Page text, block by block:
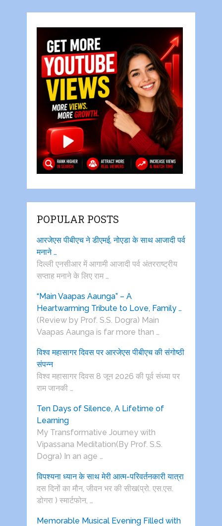
POPULAR POSTS
आरजेएस पीबीएच ने डीएमई, नोएडा के साथ आजादी पर्व
मनाने …
दिल्ली एनसीआर में आगामी आजादी पर्व अंतरराष्ट्रीय
सप्ताह मनाने के लिए राम …
“Main Vaapas Aaunga” – A
Heartwarming Tribute to Love, Family …
(Review by Prof. S.S. Dogra) Main
Vaapas Aaunga is far more than …
विश्व महासागर दिवस पर आरजेएस पीबीएच की संगोष्ठी
संपन्न
विश्व महासागर दिवस 8 जून 2026 की पूर्व संध्या पर
राम जानकी …
Ten Days of Silence, A Lifetime of
Learning
My Transformative Journey with
Vipassana Meditation(By Prof. S.S.
Dogra) In an age …
विपश्यना ध्यान के साथ मेरी आत्म-परिवर्तनकारी यात्रा
दस दिनों का मौन, जीवन भर की सीख(प्रो. एस.एस.
डोगरा ) स्मार्टफोन, …
Memorable Musical Evening Filled with